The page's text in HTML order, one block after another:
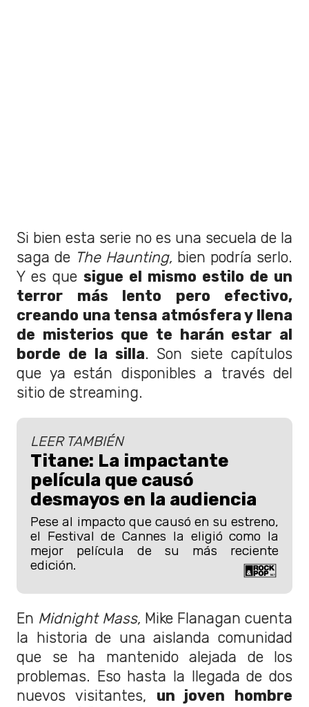
Si bien esta serie no es una secuela de la
saga de The Haunting, bien podría serlo.
Y es que sigue el mismo estilo de un
terror más lento pero efectivo,
creando una tensa atmósfera y llena
de misterios que te harán estar al
borde de la silla. Son siete capítulos
que ya están disponibles a través del
sitio de streaming.
LEER TAMBIÉN
Titane: La impactante
película que causó
desmayos en la audiencia
Pese al impacto que causó en su estreno,
el Festival de Cannes la eligió como la
mejor película de su más reciente
edición.
En Midnight Mass, Mike Flanagan cuenta
la historia de una aislanda comunidad
que se ha mantenido alejada de los
problemas. Eso hasta la llegada de dos
nuevos visitantes, un joven hombre